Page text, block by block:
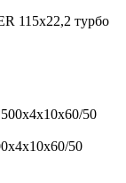
115x22,2 турбо
50